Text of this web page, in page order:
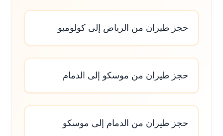
حجز طيران من الرياض إلى كولومبو
حجز طيران من موسكو إلى الدمام
حجز طيران من الدمام إلى موسكو